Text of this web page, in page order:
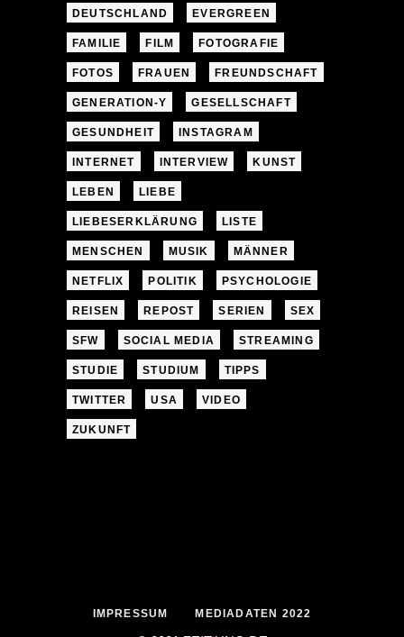
DEUTSCHLAND EVERGREEN
FAMILIE FILM FOTOGRAFIE
FOTOS FRAUEN FREUNDSCHAFT
GENERATION-Y GESELLSCHAFT
GESUNDHEIT INSTAGRAM
INTERNET INTERVIEW KUNST
LEBEN LIEBE
LIEBESERKLÄRUNG LISTE
MENSCHEN MUSIK MÄNNER
NETFLIX POLITIK PSYCHOLOGIE
REISEN REPOST SERIEN SEX
SFW SOCIAL MEDIA STREAMING
STUDIE STUDIUM TIPPS
TWITTER USA VIDEO
ZUKUNFT
IMPRESSUM MEDIADATEN 2022